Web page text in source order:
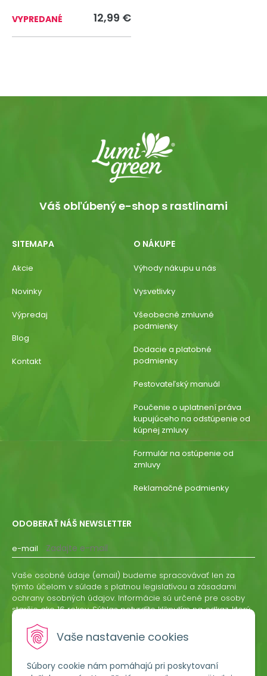
Vaše nastavenie cookies
Súbory cookie nám pomáhajú pri poskytovaní
VYPREDANÉ 12,99 €
Váš obľúbený e-shop s rastlinami
SITEMAPA
Akcie
Novinky
Výpredaj
Blog
Kontakt
O NÁKUPE
Výhody nákupu u nás
Vysvetlivky
Všeobecné zmluvné
podmienky
Dodacie a platobné
podmienky
Pestovateľský manuál
Poučenie o uplatnení práva
kupujúceho na odstúpenie od
kúpnej zmluvy
Formulár na ostúpenie od
zmluvy
Reklamačné podmienky
ODOBERAŤ NÁŠ NEWSLETTER
e-mail
Vaše osobné údaje (email) budeme spracovávať len za
týmto účelom v súlade s platnou legislatívou a zásadami
ochrany osobných údajov. Informácie sú určené pre osoby
staršie ako 16 rokov. Súhlas potvrdíte kliknutím na odkaz, ktorý
odvolať písomne, emailom alebo kliknutím na odkaz z
ktoréhokoľvek informačného emailu.